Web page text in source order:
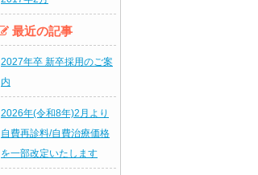
最近の記事
2027年卒 新卒採用のご案
内
2026年(令和8年)2月より
自費再診料/自費治療価格
を一部改定いたします